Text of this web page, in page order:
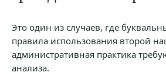
Это один из случаев, где
правила использования второй
административная практика
анализа.